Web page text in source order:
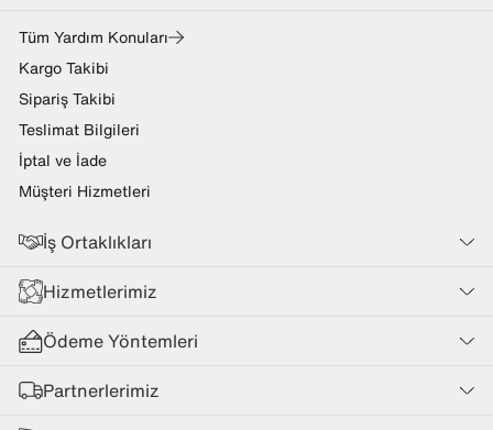
Tüm Yardım Konuları
Kargo Takibi
Sipariş Takibi
Teslimat Bilgileri
İptal ve İade
Müşteri Hizmetleri
İş Ortaklıkları
Hizmetlerimiz
Ödeme Yöntemleri
Partnerlerimiz